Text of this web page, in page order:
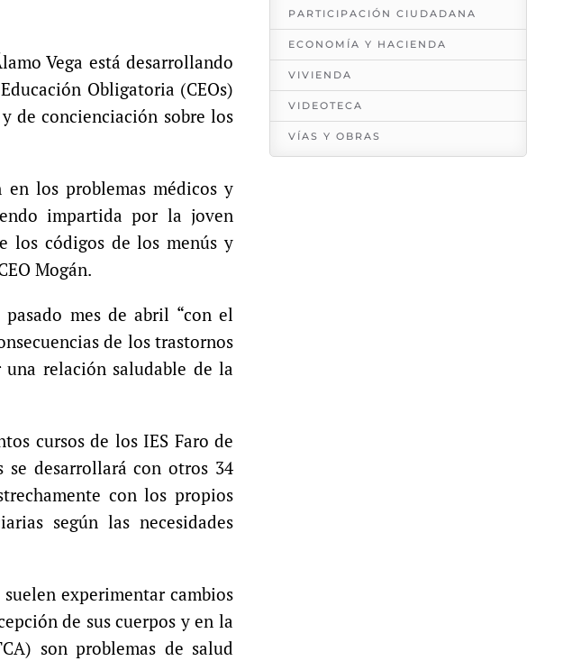
Vega está desarrollando
Obligatoria (CEOs)
de concienciación sobre los
los problemas médicos y
impartida por la joven
los códigos de los menús y
Mogán.
mes de abril “con el
de los trastornos
relación saludable de la
cursos de los IES Faro de
se desarrollará con otros 34
con los propios
según las necesidades
experimentar cambios
de sus cuerpos y en la
son problemas de salud
PARTICIPACIÓN CIUDADANA
ECONOMÍA Y HACIENDA
VIVIENDA
VIDEOTECA
VÍAS Y OBRAS